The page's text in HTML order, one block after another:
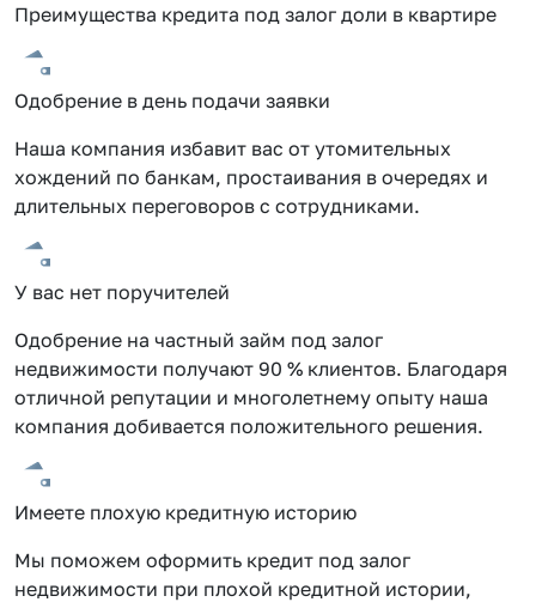
Преимущества кредита под залог доли в квартире
Одобрение в день подачи заявки
Наша компания избавит вас от утомительных
хождений по банкам, простаивания в очередях и
длительных переговоров с сотрудниками.
У вас нет поручителей
Одобрение на частный займ под залог
недвижимости получают 90 % клиентов. Благодаря
отличной репутации и многолетнему опыту наша
компания добивается положительного решения.
Имеете плохую кредитную историю
Мы поможем оформить кредит под залог
недвижимости при плохой кредитной истории,